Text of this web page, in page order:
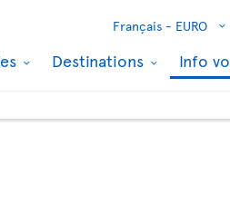
Français - EURO
Destinations Info